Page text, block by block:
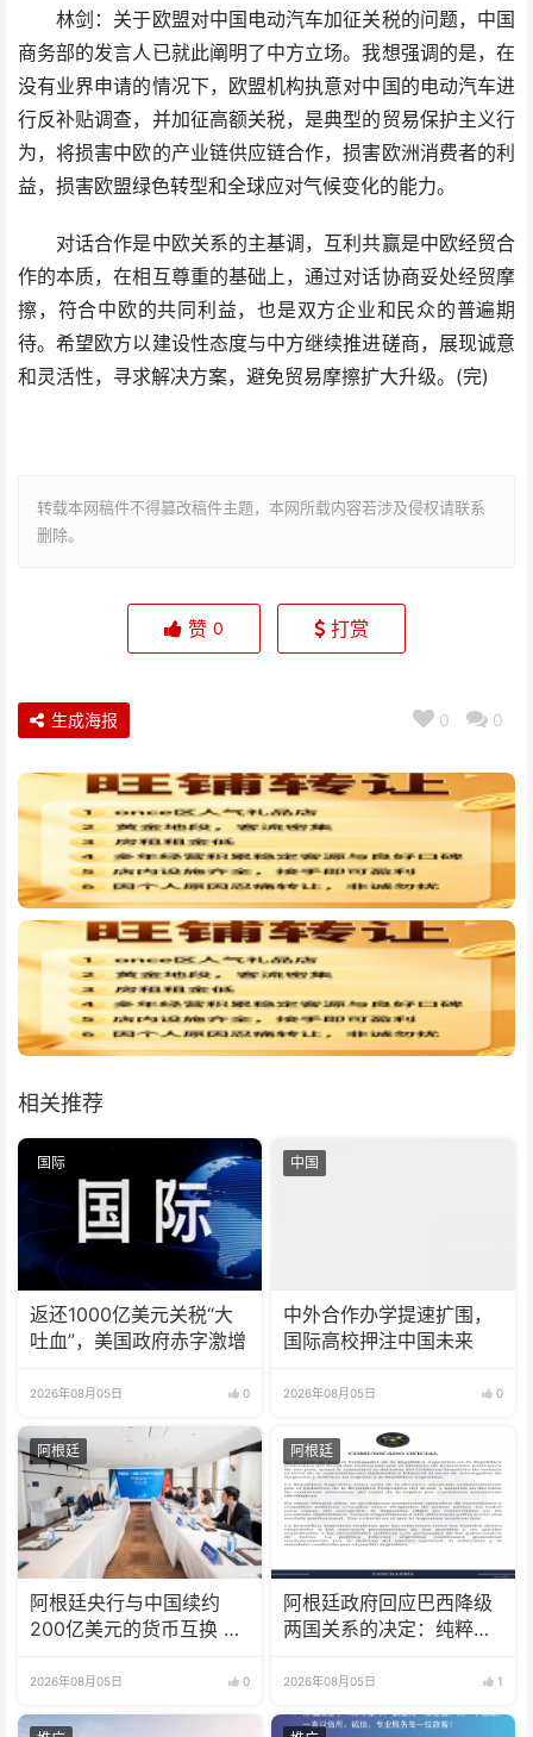
林剑：关于欧盟对中国电动汽车加征关税的问题，中国
商务部的发言人已就此阐明了中方立场。我想强调的是，在
没有业界申请的情况下，欧盟机构执意对中国的电动汽车进
行反补贴调查，并加征高额关税，是典型的贸易保护主义行
为，将损害中欧的产业链供应链合作，损害欧洲消费者的利
益，损害欧盟绿色转型和全球应对气候变化的能力。
对话合作是中欧关系的主基调，互利共赢是中欧经贸合
作的本质，在相互尊重的基础上，通过对话协商妥处经贸摩
擦，符合中欧的共同利益，也是双方企业和民众的普遍期
待。希望欧方以建设性态度与中方继续推进磋商，展现诚意
和灵活性，寻求解决方案，避免贸易摩擦扩大升级。(完)
转载本网稿件不得篡改稿件主题，本网所载内容若涉及侵权请联系
删除。
赞 0 打赏
0 0
生成海报
相关推荐
国际
返还1000亿美元关税“大
吐血”，美国政府赤字激增
2026年08月05日 0
中国
中外合作办学提速扩围，
国际高校押注中国未来
2026年08月05日 0
阿根廷
阿根廷央行与中国续约
200亿美元的货币互换 有
2026年08月05日 0
阿根廷
阿根廷政府回应巴西降级
两国关系的决定：纯粹意
2026年08月05日 1